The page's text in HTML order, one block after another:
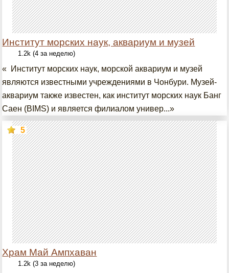
Институт морских наук, аквариум и музей
1.2k (4 за неделю)
« Институт морских наук, морской аквариум и музей
являются известными учреждениями в Чонбури. Музей-
аквариум также известен, как институт морских наук Банг
Саен (BIMS) и является филиалом универ...»
Храм Май Ампхаван
5
1.2k (3 за неделю)